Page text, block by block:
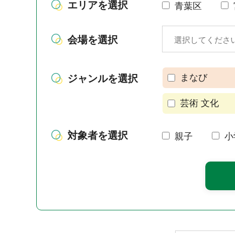
エリアを選択 青葉区
会場を選択
ジャンルを選択 まなび
芸術 文化
対象者を選択 親子 小